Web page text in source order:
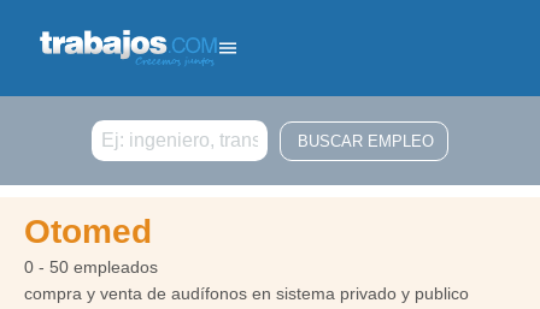
Buscar
Otomed
0 - 50 empleados
compra y venta de audífonos en sistema privado y publico